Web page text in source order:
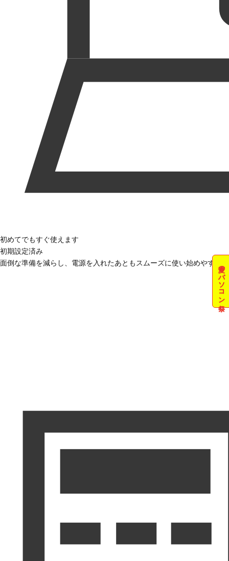
夏のパソコン祭
初めてでもすぐ使えます
初期設定済み
面倒な準備を減らし、電源を入れたあともスムーズに使い始めやすい